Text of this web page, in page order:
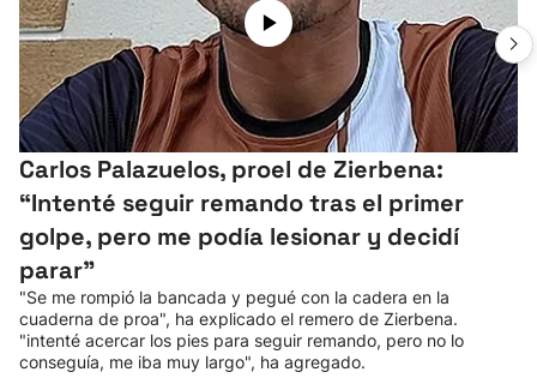
Carlos Palazuelos, proel de Zierbena:
“Intenté seguir remando tras el primer
golpe, pero me podía lesionar y decidí
parar"
"Se me rompió la bancada y pegué con la cadera en la
cuaderna de proa", ha explicado el remero de Zierbena.
"intenté acercar los pies para seguir remando, pero no lo
conseguía, me iba muy largo", ha agregado.